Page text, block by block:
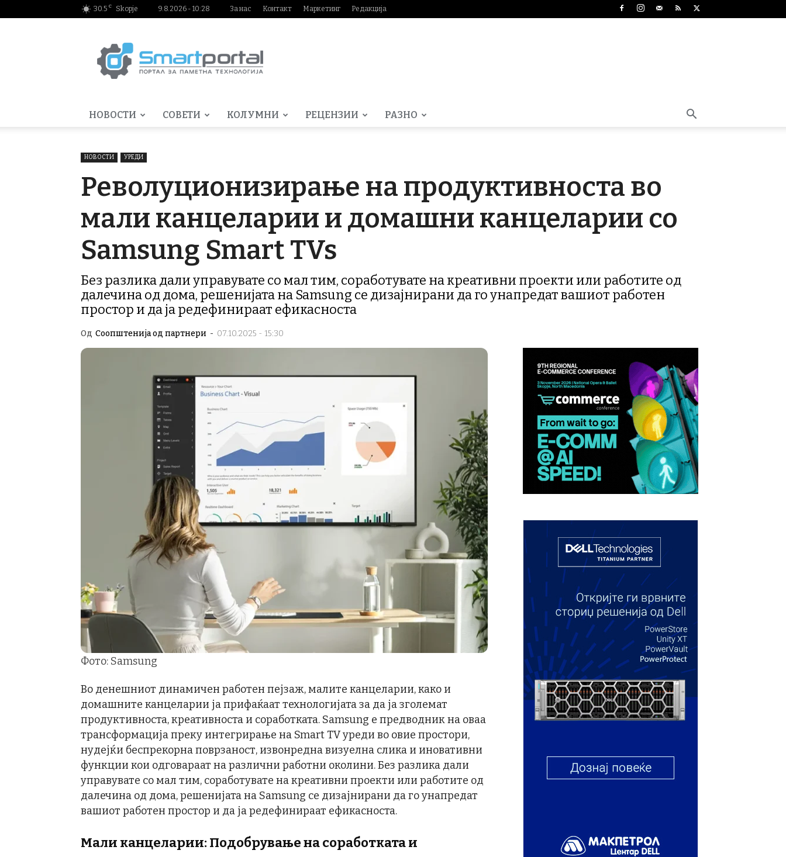
30.5 C Skopje 9.8.2026 - 10:28 За нас Контакт Маркетинг Редакција
НОВОСТИ СОВЕТИ КОЛУМНИ РЕЦЕНЗИИ РАЗНО
НОВОСТИ УРЕДИ
Револуционизирање на продуктивноста во
мали канцеларии и домашни канцеларии со
Samsung Smart TVs
Без разлика дали управувате со мал тим, соработувате на креативни проекти или работите од
далечина од дома, решенијата на Samsung се дизајнирани да го унапредат вашиот работен
простор и да ја редефинираат ефикасноста
Од Соопштенија од партнери - 07.10.2025 - 15:30
Фото: Samsung
Во денешниот динамичен работен пејзаж, малите канцеларии, како и
домашните канцеларии ја прифаќаат технологијата за да ја зголемат
продуктивноста, креативноста и соработката. Samsung е предводник на оваа
трансформација преку интегрирање на Smart TV уреди во овие простори,
нудејќи беспрекорна поврзаност, извонредна визуелна слика и иновативни
функции кои одговараат на различни работни околини. Без разлика дали
управувате со мал тим, соработувате на креативни проекти или работите од
далечина од дома, решенијата на Samsung се дизајнирани да го унапредат
вашиот работен простор и да ја редефинираат ефикасноста.
Мали канцеларии: Подобрување на соработката и